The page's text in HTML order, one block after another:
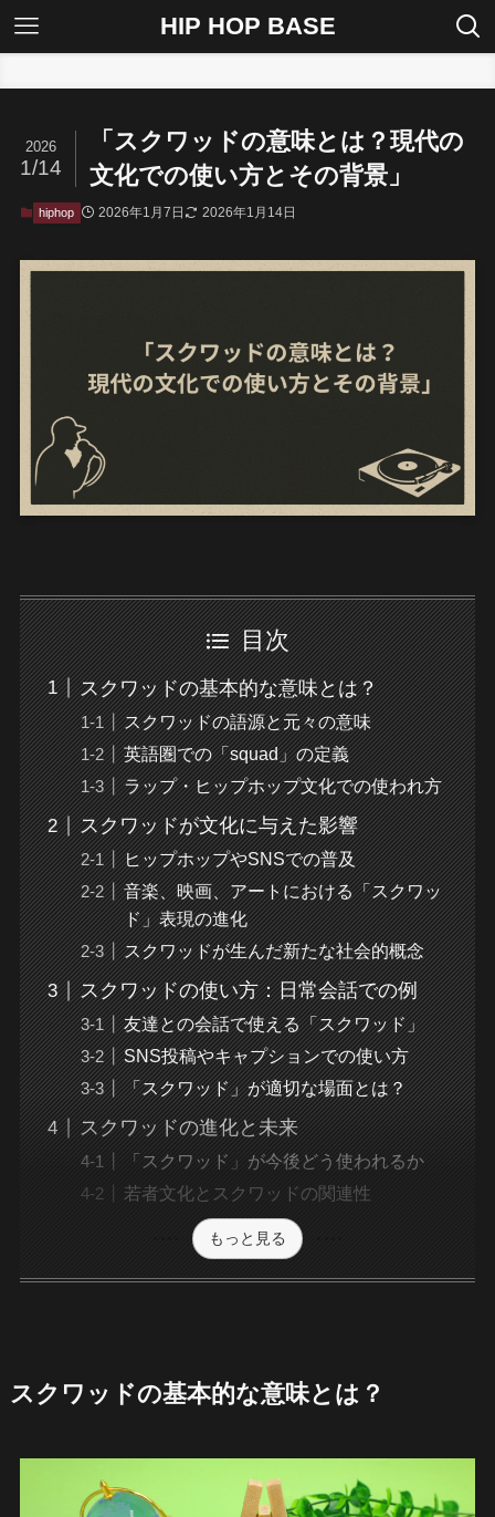
HIP HOP BASE
「スクワッドの意味とは？現代の
文化での使い方とその背景」
2026
1/14
hiphop 2026年1月7日 2026年1月14日
目次
スクワッドの基本的な意味とは？
スクワッドの語源と元々の意味
英語圏での「squad」の定義
ラップ・ヒップホップ文化での使われ方
スクワッドが文化に与えた影響
ヒップホップやSNSでの普及
音楽、映画、アートにおける「スクワッ
ド」表現の進化
スクワッドが生んだ新たな社会的概念
スクワッドの使い方：日常会話での例
友達との会話で使える「スクワッド」
SNS投稿やキャプションでの使い方
「スクワッド」が適切な場面とは？
スクワッドの進化と未来
「スクワッド」が今後どう使われるか
若者文化とスクワッドの関連性
もっと見る
スクワッドの基本的な意味とは？